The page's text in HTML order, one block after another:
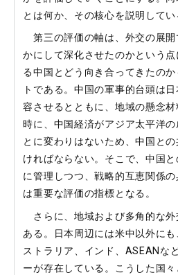
とは何か、その核心を説明してい
第三の評価の軸は、外交の展
かにして深化させたのかという
る中国とどう向き合ってきたの
トである。中国の軍事的台頭は
容させるとともに、地域の懸念
時に、中国経済がアジア太平洋
とに変わりはないため、中国と
ければならない。そこで、中国
に管理しつつ、戦略的互恵関係
は重要な評価の指標となる。
さらに、地域および多角的な
ある。日本周辺には米中以外に
ストラリア、インド、ASEANな
ーが存在している。こうした国